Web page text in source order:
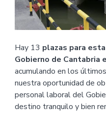
Hay 13 plazas para
Gobierno de Cantabria
acumulando en los
nuestra oportunidad de
personal laboral del
destino tranquilo y bien